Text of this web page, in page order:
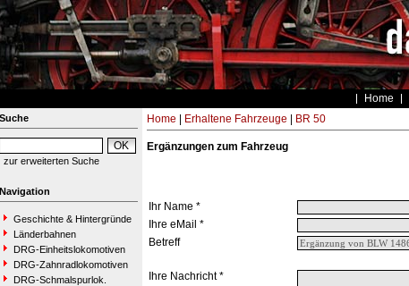
Home
Suche
zur erweiterten Suche
Navigation
Geschichte & Hintergründe
Länderbahnen
DRG-Einheitslokomotiven
DRG-Zahnradlokomotiven
DRG-Schmalspurlok.
Home Erhaltene Fahrzeuge BR 50
Ergänzungen zum Fahrzeug
Ihr Name *
Ihre eMail *
Betreff
Ihre Nachricht *